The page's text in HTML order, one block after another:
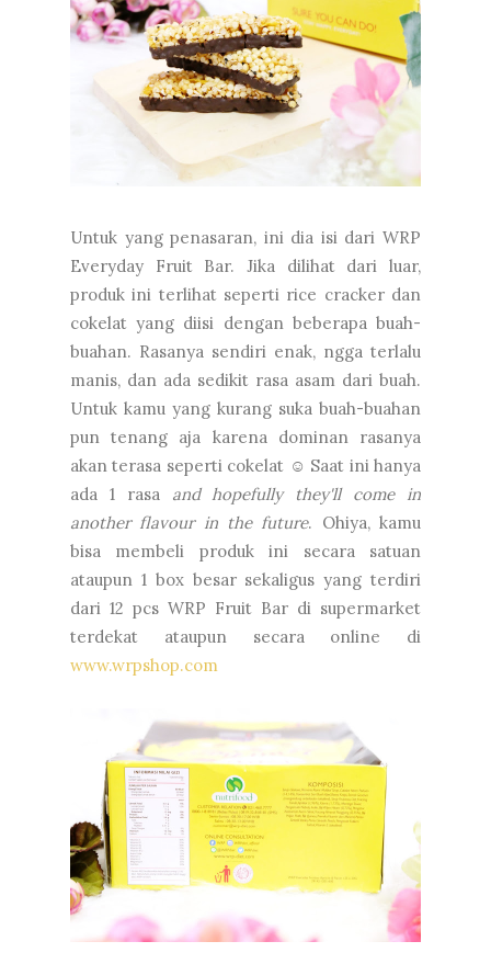
Untuk yang penasaran, ini dia isi dari WRP
Everyday Fruit Bar. Jika dilihat dari luar,
produk ini terlihat seperti rice cracker dan
cokelat yang diisi dengan beberapa buah-
buahan. Rasanya sendiri enak, ngga terlalu
manis, dan ada sedikit rasa asam dari buah.
Untuk kamu yang kurang suka buah-buahan
pun tenang aja karena dominan rasanya
akan terasa seperti cokelat ☺ Saat ini hanya
ada 1 rasa and hopefully they'll come in
another flavour in the future. Ohiya, kamu
bisa membeli produk ini secara satuan
ataupun 1 box besar sekaligus yang terdiri
dari 12 pcs WRP Fruit Bar di supermarket
terdekat ataupun secara online di
www.wrpshop.com